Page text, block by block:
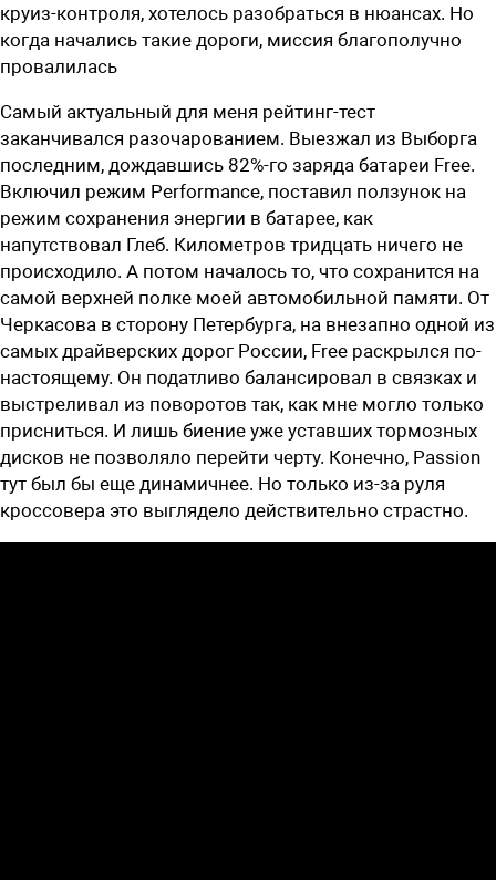
круиз-контроля, хотелось разобраться в нюансах. Но
когда начались такие дороги, миссия благополучно
провалилась
Самый актуальный для меня рейтинг-тест
заканчивался разочарованием. Выезжал из Выборга
последним, дож­давшись 82%-го заряда батареи Free.
Включил режим Performance, поставил ползунок на
режим сохранения энергии в батарее, как
напутствовал Глеб. Километров тридцать ничего не
происходило. А потом началось то, что сохранится на
самой верхней полке моей автомобильной памяти. От
Черкасова в сторону Петербурга, на внезапно одной из
самых драйверских дорог России, Free раскрылся по-
настоящему. Он податливо балансировал в связках и
выстреливал из поворотов так, как мне могло только
присниться. И лишь биение уже уставших тормозных
дисков не позволяло перейти черту. Конечно, Passion
тут был бы еще динамичнее. Но только ­из-за руля
кроссовера это выглядело ­действительно страстно.